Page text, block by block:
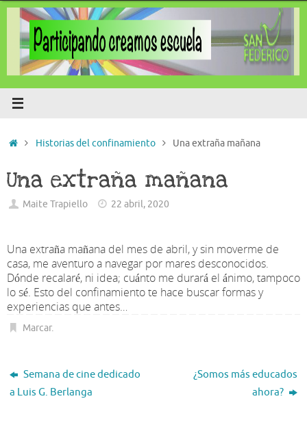
Saltar
contenido
InicioHistorias del confinamiento Una extraña mañana
Una extraña mañana
Maite Trapiello 22 abril, 2020
Una extraña mañana del mes de abril, y sin moverme de
casa, me aventuro a navegar por mares desconocidos.
Dónde recalaré, ni idea; cuánto me durará el ánimo, tampoco
lo sé. Esto del confinamiento te hace buscar formas y
experiencias que antes…
Marcar.
Semana de cine dedicado
a Luis G. Berlanga
¿Somos más educados
ahora?